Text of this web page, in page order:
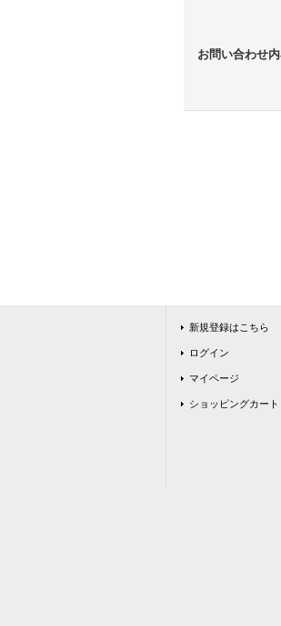
お問い合わせ
新規登録はこちら
ログイン
マイページ
ショッピングカート